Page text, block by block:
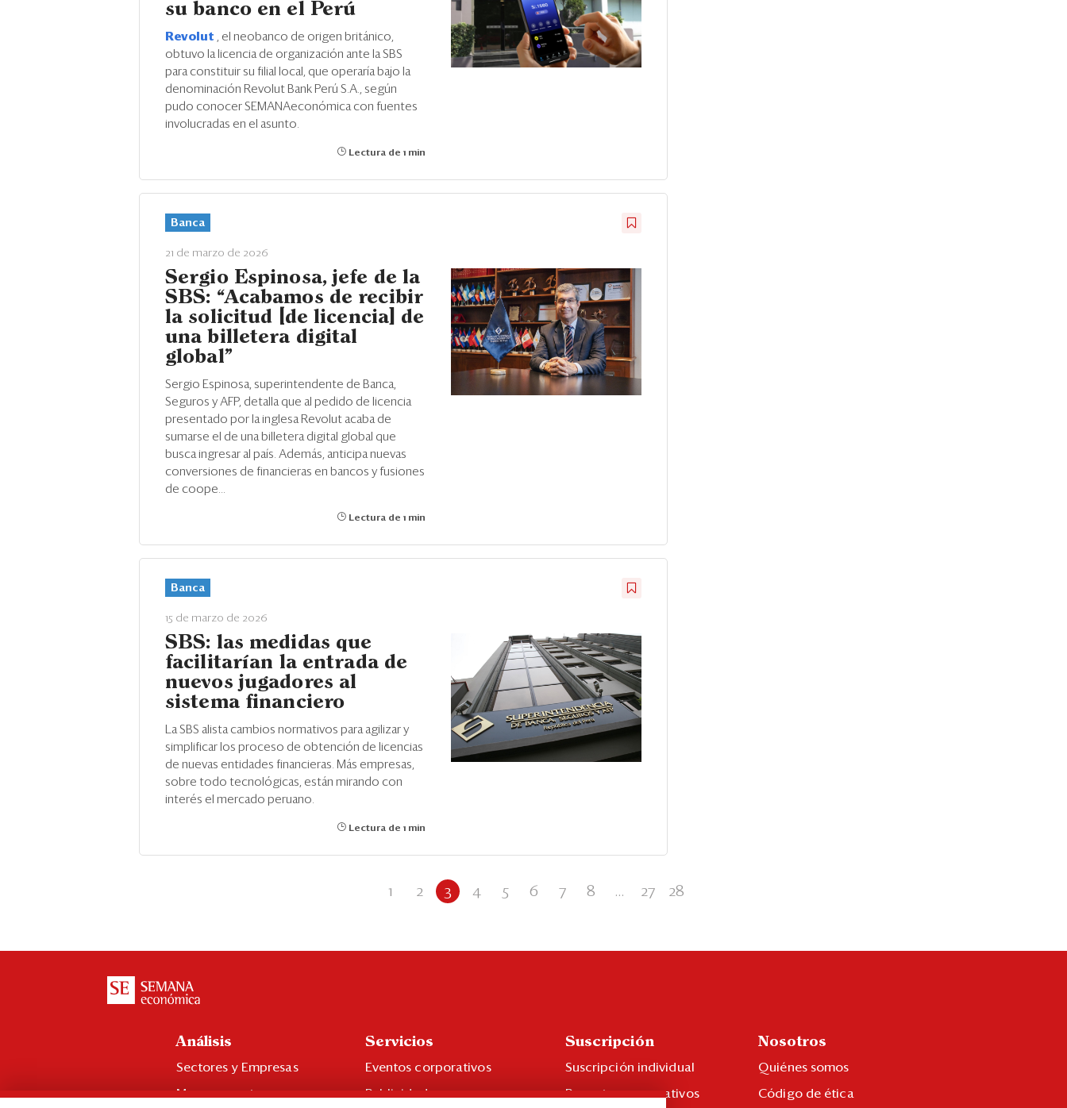
su banco en el Perú
Revolut , el neobanco de origen británico,
obtuvo la licencia de organización ante la SBS
para constituir su filial local, que operaría bajo la
denominación Revolut Bank Perú S.A., según
pudo conocer SEMANAeconómica con fuentes
involucradas en el asunto.
Lectura de 1 min
Banca
21 de marzo de 2026
Sergio Espinosa, jefe de la
SBS: “Acabamos de recibir
la solicitud [de licencia] de
una billetera digital
global”
Sergio Espinosa, superintendente de Banca,
Seguros y AFP, detalla que al pedido de licencia
presentado por la inglesa Revolut acaba de
sumarse el de una billetera digital global que
busca ingresar al país. Además, anticipa nuevas
conversiones de financieras en bancos y fusiones
de coope...
Lectura de 1 min
Banca
15 de marzo de 2026
SBS: las medidas que
facilitarían la entrada de
nuevos jugadores al
sistema financiero
La SBS alista cambios normativos para agilizar y
simplificar los proceso de obtención de licencias
de nuevas entidades financieras. Más empresas,
sobre todo tecnológicas, están mirando con
interés el mercado peruano.
Lectura de 1 min
1 2 3 4 5 6 7 8 ... 27 28
Análisis
Sectores y Empresas
Management
Servicios
Eventos corporativos
Publicidad
Suscripción
Suscripción individual
Paquetes corporativos
Nosotros
Quiénes somos
Código de ética